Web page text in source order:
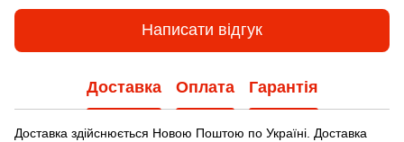
Написати відгук
Доставка Оплата Гарантія
Доставка здійснюється Новою Поштою по Україні. Доставка